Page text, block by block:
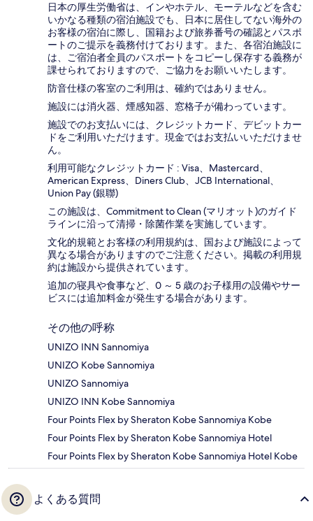
日本の厚生労働省は、インやホテル、モーテルなどを含む
いかなる種類の宿泊施設でも、日本に​居住してない海外の
お客様の宿泊に際し、国籍および旅券番号の確認とパスポ
ートのご提示を義務付け​ております。また、各宿泊施設に
は、ご宿泊者全員のパスポートをコピーし保存する義務が
課せられておりますの​で、ご協力をお願いいたします。
防音仕様の客室のご利用は、確約ではありません。
施設には消火器、煙感知器、窓格子が備わっています。
施設でのお支払いには、クレジットカード、デビットカー
ドをご利用いただけます。現金ではお支払いいただけませ
ん。
利用可能なクレジットカード : Visa、Mastercard、
American Express、Diners Club、JCB International、
Union Pay (銀聯)
この施設は、Commitment to Clean (マリオット)のガイド
ラインに沿って清掃・除菌作業を実施しています。
文化的規範とお客様の利用規約は、国および施設によって
異なる場合がありますのでご注意ください。掲載の利用規
約は施設から提供されています。
追加の寝具や食事など、0 ～ 5 歳のお子様用の設備やサー
ビスには追加料金が発生する場合があります。
その他の呼称
UNIZO INN Sannomiya
UNIZO Kobe Sannomiya
UNIZO Sannomiya
UNIZO INN Kobe Sannomiya
Four Points Flex by Sheraton Kobe Sannomiya Kobe
Four Points Flex by Sheraton Kobe Sannomiya Hotel
Four Points Flex by Sheraton Kobe Sannomiya Hotel Kobe
よくある質問